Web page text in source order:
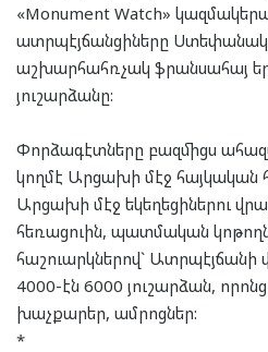
«Monument Watch»
ատրպէյճանցիները
աշխարհահռչակ ֆրանսահայ
յուշարձանը:
Փորձագէտները բազմիցս
կողմէ Արցախի մէջ հայկական
Արցախի մէջ եկեղեցիներու
հեռացուին, պատմական
հաշուարկներով` Ատրպէյճանի
4000-էն 6000 յուշարձան,
խաչքարեր, ամրոցներ:
*